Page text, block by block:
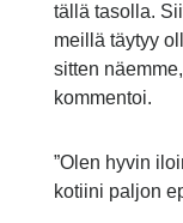
tällä tasolla.
meillä täytyy
sitten
kommentoi.
”Olen hyvin
kotiini paljon